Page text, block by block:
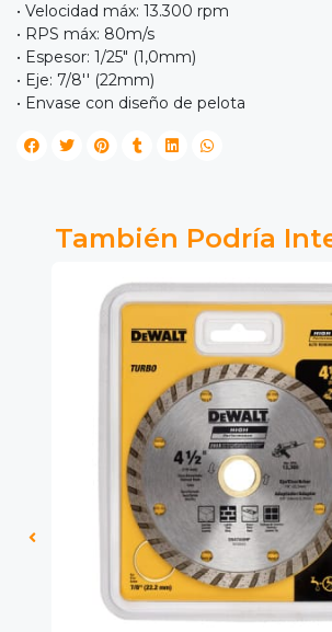
• Velocidad máx: 13.300 rpm
• RPS máx: 80m/s
• Espesor: 1/25" (1,0mm)
• Eje: 7/8'' (22mm)
• Envase con diseño de pelota
También Podría